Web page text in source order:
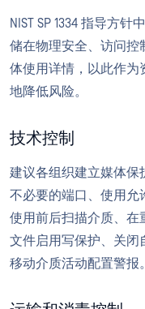
NIST SP 1334 指导方
储在物理安全、访问控
体使用详情，以此作为
地降低风险。
技术控制
建议各组织建立媒体保
不必要的端口、使用允
使用前后扫描介质、在
文件启用写保护、关闭
移动介质活动配置警报。